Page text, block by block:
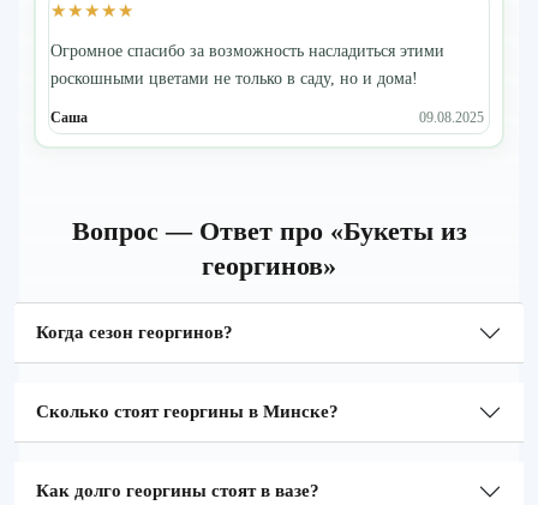
★★★★★
Огромное спасибо за возможность насладиться этими
роскошными цветами не только в саду, но и дома!
Саша 09.08.2025
Вопрос — Ответ про «Букеты из
георгинов»
Когда сезон георгинов?
Сколько стоят георгины в Минске?
Как долго георгины стоят в вазе?